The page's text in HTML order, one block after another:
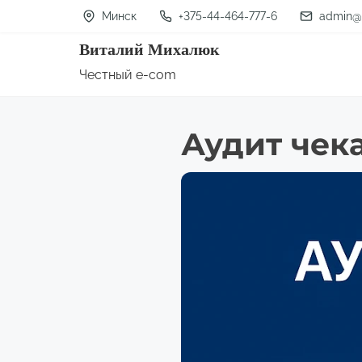
Минск +375-44-464-777-6
Виталий Михалюк
Честный e-com
Аудит